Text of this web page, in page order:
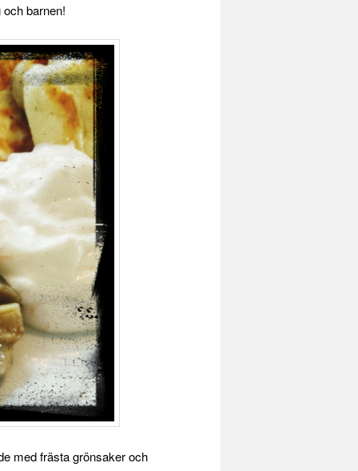
barnen!
med frästa grönsaker och